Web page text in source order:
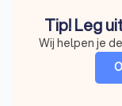
Tip! Leg
Wij helpen je